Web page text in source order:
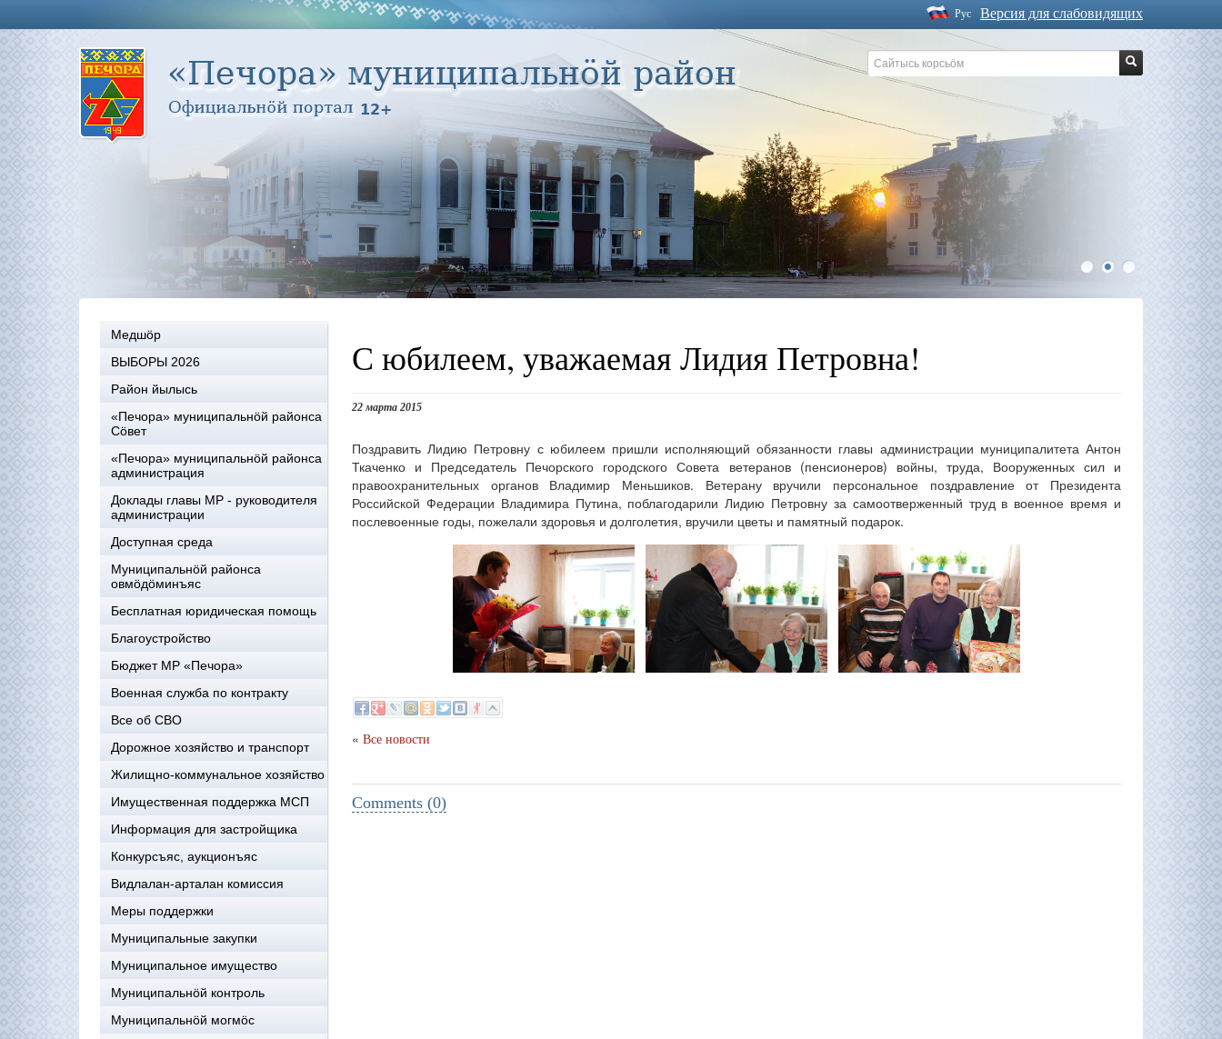
Версия для слабовидящих
Рус
1 2 3
Медшöр
ВЫБОРЫ 2026
Район йылысь
«Печора» муниципальнöй районса
Сöвет
«Печора» муниципальнöй районса
администрация
Доклады главы МР - руководителя
администрации
Доступная среда
Муниципальнöй районса
овмöдöминъяс
Бесплатная юридическая помощь
Благоустройство
Бюджет МР «Печора»
Военная служба по контракту
Все об СВО
Дорожное хозяйство и транспорт
Жилищно-коммунальное хозяйство
Имущественная поддержка МСП
Информация для застройщика
Конкурсъяс, аукционъяс
Видлалан-арталан комиссия
Меры поддержки
Муниципальные закупки
Муниципальное имущество
Муниципальнӧй контроль
Муниципальнöй могмöс
С юбилеем, уважаемая Лидия Петровна!
22 марта 2015
Поздравить Лидию Петровну с юбилеем пришли исполняющий обязанности главы администрации муниципалитета Антон
Ткаченко и Председатель Печорского городского Совета ветеранов (пенсионеров) войны, труда, Вооруженных сил и
правоохранительных органов Владимир Меньшиков. Ветерану вручили персональное поздравление от Президента
Российской Федерации Владимира Путина, поблагодарили Лидию Петровну за самоотверженный труд в военное время и
послевоенные годы, пожелали здоровья и долголетия, вручили цветы и памятный подарок.
« Все новости
Comments (0)